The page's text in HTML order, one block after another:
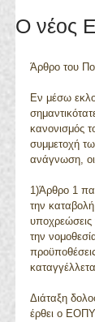
Ο νέος
Άρθρο του
Εν μέσω
κανονισμός
συμμετοχή
ανάγνωση, οι
1)Άρθρο 1
την
την
Διάταξη
έρθει ο